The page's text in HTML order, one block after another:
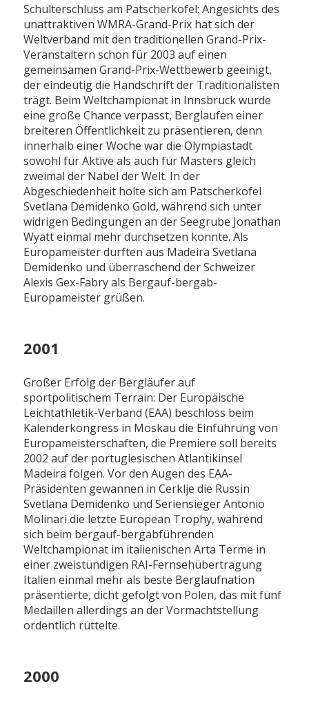
Schulterschluss am Patscherkofel: Angesichts des
unattraktiven WMRA-Grand-Prix hat sich der
Weltverband mit den traditionellen Grand-Prix-
Veranstaltern schon für 2003 auf einen
gemeinsamen Grand-Prix-Wettbewerb geeinigt,
der eindeutig die Handschrift der Traditionalisten
trägt. Beim Weltchampionat in Innsbruck wurde
eine große Chance verpasst, Berglaufen einer
breiteren Öffentlichkeit zu präsentieren, denn
innerhalb einer Woche war die Olympiastadt
sowohl für Aktive als auch für Masters gleich
zweimal der Nabel der Welt. In der
Abgeschiedenheit holte sich am Patscherkofel
Svetlana Demidenko Gold, während sich unter
widrigen Bedingungen an der Seegrube Jonathan
Wyatt einmal mehr durchsetzen konnte. Als
Europameister durften aus Madeira Svetlana
Demidenko und überraschend der Schweizer
Alexis Gex-Fabry als Bergauf-bergab-
Europameister grüßen.
2001
Großer Erfolg der Bergläufer auf
sportpolitischem Terrain: Der Europäische
Leichtathletik-Verband (EAA) beschloss beim
Kalenderkongress in Moskau die Einführung von
Europameisterschaften, die Premiere soll bereits
2002 auf der portugiesischen Atlantikinsel
Madeira folgen. Vor den Augen des EAA-
Präsidenten gewannen in Cerklje die Russin
Svetlana Demidenko und Seriensieger Antonio
Molinari die letzte European Trophy, während
sich beim bergauf-bergabführenden
Weltchampionat im italienischen Arta Terme in
einer zweistündigen RAI-Fernsehübertragung
Italien einmal mehr als beste Berglaufnation
präsentierte, dicht gefolgt von Polen, das mit fünf
Medaillen allerdings an der Vormachtstellung
ordentlich rüttelte.
2000